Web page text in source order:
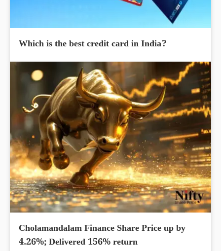
Which is the best credit card in India?
Cholamandalam Finance Share Price up by
4.26%; Delivered 156% return